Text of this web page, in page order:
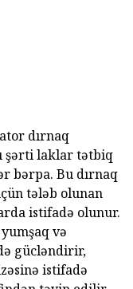
dırnaq
şərti laklar tətbiq
bərpa. Bu dırnaq
tələb olunan
istifadə olunur.
və
gücləndirir,
istifadə